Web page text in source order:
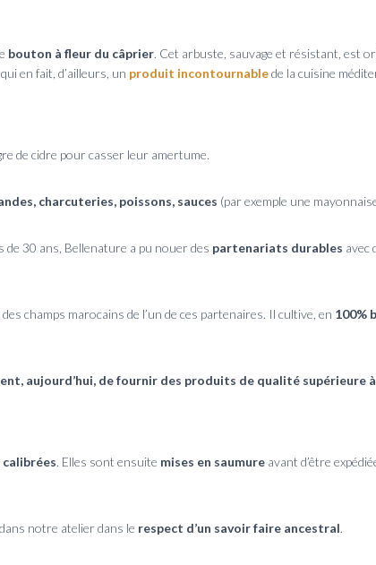
bouton à fleur du câprier. Cet arbuste, sauvage et résistant, est
en fait, d’ailleurs, un produit incontournablede la cuisine
de cidre pour casser leur amertume.
charcuteries, poissons, sauces (par exemple une
de 30 ans, Bellenature a pu nouer des partenariats durables avec
champs marocains de l’un de ces partenaires. Il cultive, en 100%
aujourd’hui, de fournir des produits de qualité supérieure
. Elles sont ensuite mises en saumure avant d’être
dans notre atelier dans le respect d’un savoir faire ancestral.